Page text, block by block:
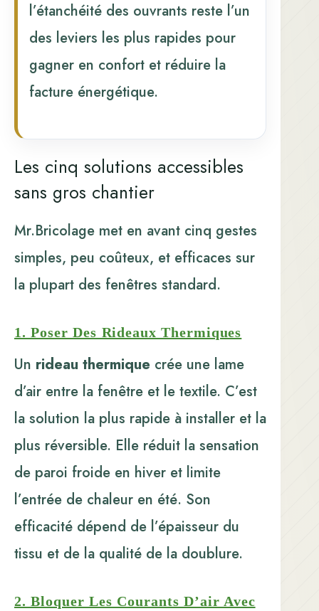
l’étanchéité des ouvrants reste l’un
des leviers les plus rapides pour
gagner en confort et réduire la
facture énergétique.
Les cinq solutions accessibles
sans gros chantier
Mr.Bricolage met en avant cinq gestes
simples, peu coûteux, et efficaces sur
la plupart des fenêtres standard.
1. Poser Des Rideaux Thermiques
Un rideau thermique crée une lame
d’air entre la fenêtre et le textile. C’est
la solution la plus rapide à installer et la
plus réversible. Elle réduit la sensation
de paroi froide en hiver et limite
l’entrée de chaleur en été. Son
efficacité dépend de l’épaisseur du
tissu et de la qualité de la doublure.
2. Bloquer Les Courants D’air Avec